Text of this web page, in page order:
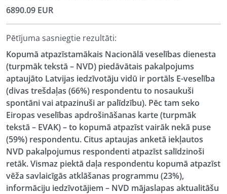
6890.09 EUR
Pētījuma sasniegtie rezultāti:
Kopumā atpazīstamākais Nacionālā veselības dienesta
(turpmāk tekstā – NVD) piedāvātais pakalpojums
aptaujāto Latvijas iedzīvotāju vidū ir portāls E-veselība
(divas trešdaļas (66%) respondentu to nosaukuši
spontāni vai atpazinuši ar palīdzību). Pēc tam seko
Eiropas veselības apdrošināšanas karte(turpmāk
tekstā – EVAK) –to kopumā atpazīst vairāk nekā puse
(59%) respondentu. Citus aptaujas anketā iekļautos
NVD pakalpojumus respondenti atpazīst salīdzinoši
retāk. Vismaz piektā daļa respondentu kopumā atpazīst
vēža savlaicīgās atklāšanas programmu (23%),
informāciju iedzīvotājiem – NVD mājaslapas aktualitāšu